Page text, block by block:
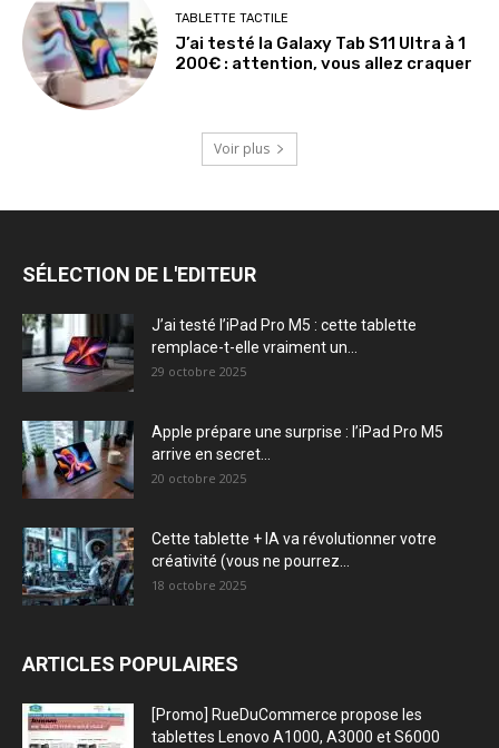
TABLETTE TACTILE
J’ai testé la Galaxy Tab S11 Ultra à 1
200€ : attention, vous allez craquer
Voir plus
SÉLECTION DE L'EDITEUR
J’ai testé l’iPad Pro M5 : cette tablette
remplace-t-elle vraiment un...
29 octobre 2025
Apple prépare une surprise : l’iPad Pro M5
arrive en secret...
20 octobre 2025
Cette tablette + IA va révolutionner votre
créativité (vous ne pourrez...
18 octobre 2025
ARTICLES POPULAIRES
[Promo] RueDuCommerce propose les
tablettes Lenovo A1000, A3000 et S6000